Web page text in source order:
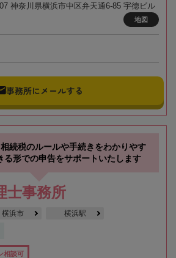
神奈川県横浜市中区弁天通6-85 宇徳ビル
地図
事務所にメールする
相続税のルールや手続きをわかりやす
る形での申告をサポートいたします
士事務所
横浜市 横浜駅
相談可